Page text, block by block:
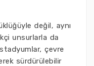
değil, aynı
unsurlarla da
çevre
sürdürülebilir